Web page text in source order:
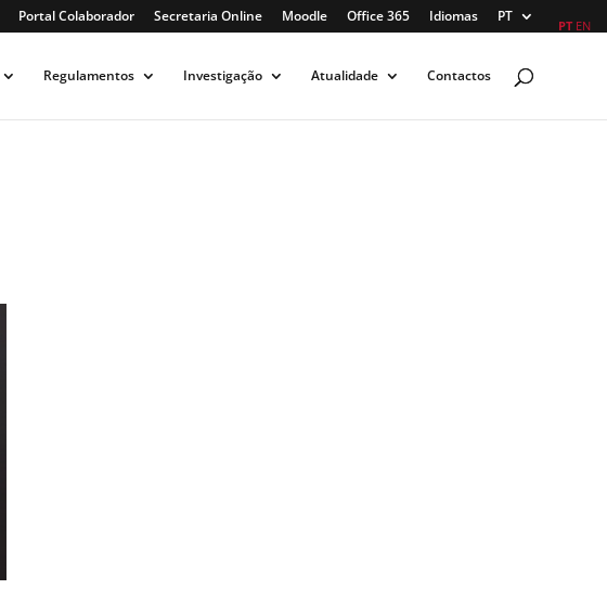
Portal Colaborador Secretaria Online Moodle Office 365 Idiomas PT
Regulamentos Investigação Atualidade Contactos
PT EN